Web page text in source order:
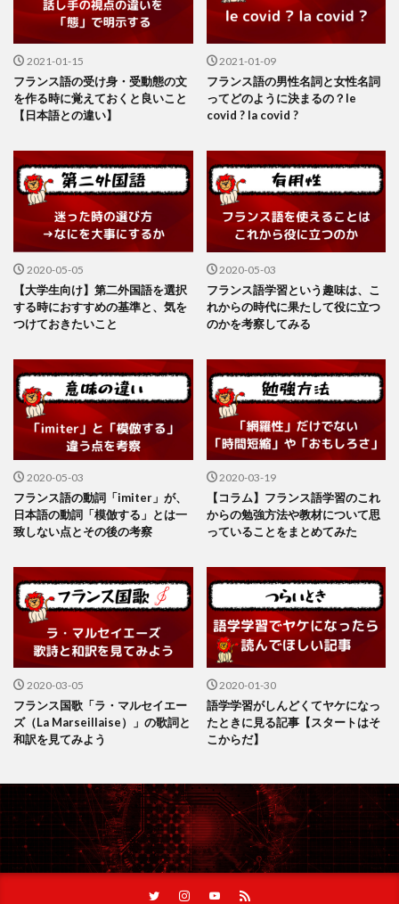
2021-01-15
フランス語の受け身・受動態の文
を作る時に覚えておくと良いこと
【日本語との違い】
2021-01-09
フランス語の男性名詞と女性名詞
ってどのように決まるの？le
covid ? la covid ?
2020-05-05
【大学生向け】第二外国語を選択
する時におすすめの基準と、気を
つけておきたいこと
2020-05-03
フランス語学習という趣味は、こ
れからの時代に果たして役に立つ
のかを考察してみる
2020-05-03
フランス語の動詞「imiter」が、
日本語の動詞「模倣する」とは一
致しない点とその後の考察
2020-03-19
【コラム】フランス語学習のこれ
からの勉強方法や教材について思
っていることをまとめてみた
2020-03-05
フランス国歌「ラ・マルセイエー
ズ（La Marseillaise）」の歌詞と
和訳を見てみよう
2020-01-30
語学学習がしんどくてヤケになっ
たときに見る記事【スタートはそ
こからだ】